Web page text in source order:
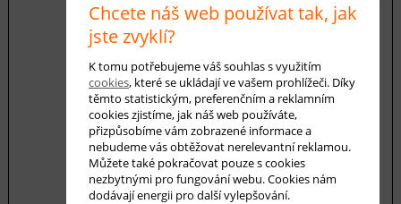
E-mail *
Váš dotaz
Chcete náš web používat tak, jak
jste zvyklí?
K tomu potřebujeme váš souhlas s využitím
cookies, které se ukládají ve vašem prohlížeči. Díky
těmto statistickým, preferenčním a reklamním
cookies zjistíme, jak náš web používáte,
přizpůsobíme vám zobrazené informace a
nebudeme vás obtěžovat nerelevantní reklamou.
Můžete také pokračovat pouze s cookies
nezbytnými pro fungování webu. Cookies nám
dodávají energii pro další vylepšování.